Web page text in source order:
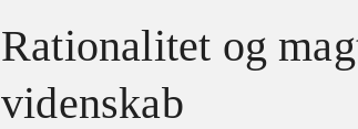
Rationalitet og
videnskab